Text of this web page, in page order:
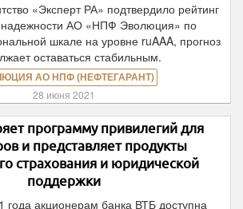
«Эксперт РА» подтвердило рейтинг
АО «НПФ Эволюция» по
шкале на уровне ruAAA, прогноз
оставаться стабильным.
АО НПФ (НЕФТЕГАРАНТ)
28 июня 2021
программу привилегий для
и представляет продукты
страхования и юридической
поддержки
акционерам банка ВТБ доступна